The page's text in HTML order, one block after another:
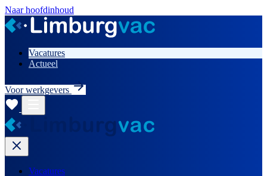
Naar hoofdinhoud
Vacatures
Actueel
Voor werkgevers
Vacatures